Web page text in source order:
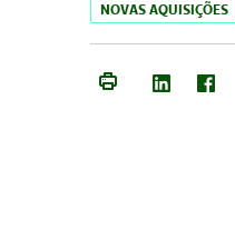
NOVAS AQUISIÇÕES